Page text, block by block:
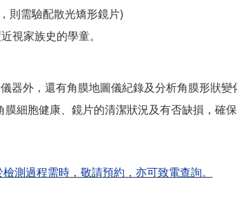
則需驗配散光矯形鏡片)
視家族史的學童。
器外，還有角膜地圖儀紀錄及分析角膜形狀
細胞健康、鏡片的清潔狀況及有否缺損，確保
測過程需時，敬請預約，亦可致電查詢。